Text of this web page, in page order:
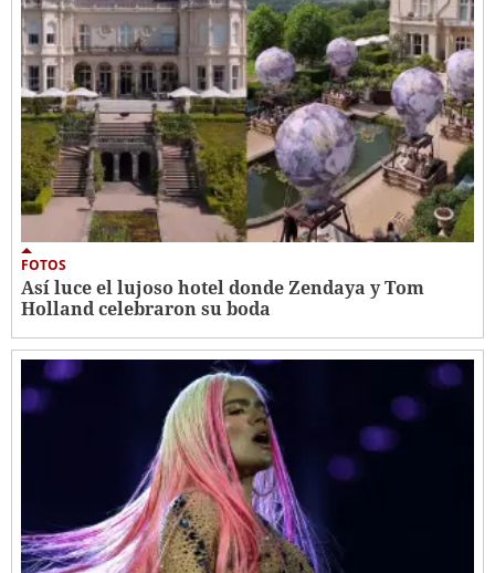
FOTOS
Así luce el lujoso hotel donde Zendaya y Tom
Holland celebraron su boda